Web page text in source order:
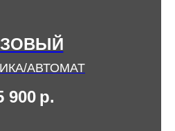
АВТОМАТ
900 р.